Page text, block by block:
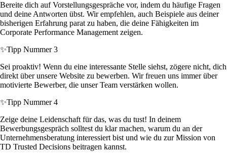
Bereite dich auf Vorstellungsgespräche vor, indem du häufige Fragen
und deine Antworten übst. Wir empfehlen, auch Beispiele aus deiner
bisherigen Erfahrung parat zu haben, die deine Fähigkeiten im
Corporate Performance Management zeigen.
✨Tipp Nummer 3
Sei proaktiv! Wenn du eine interessante Stelle siehst, zögere nicht, dich
direkt über unsere Website zu bewerben. Wir freuen uns immer über
motivierte Bewerber, die unser Team verstärken wollen.
✨Tipp Nummer 4
Zeige deine Leidenschaft für das, was du tust! In deinem
Bewerbungsgespräch solltest du klar machen, warum du an der
Unternehmensberatung interessiert bist und wie du zur Mission von
TD Trusted Decisions beitragen kannst.